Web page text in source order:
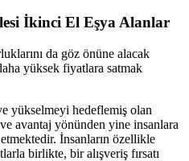
İkinci El Eşya Alanlar
da göz önüne alacak
yüksek fiyatlara satmak
yükselmeyi hedeflemiş olan
avantaj yönünden yine insanlara
İnsanların özellikle
birlikte, bir alışveriş fırsatı